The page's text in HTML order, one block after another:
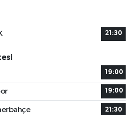
21:30
19:00
19:00
21:30